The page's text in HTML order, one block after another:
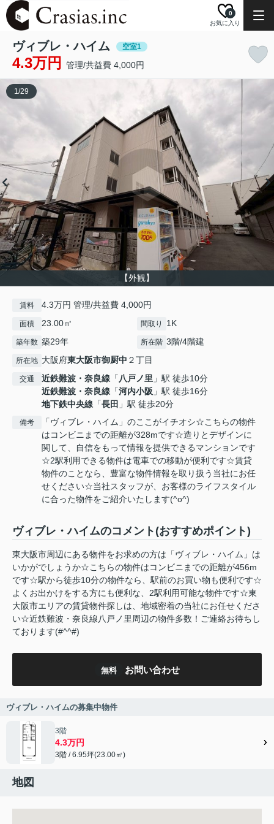
お気に入り
0
ヴィブレ・ハイム 空室1
4.3万円 管理/共益費 4,000円
【外観】
1/29
賃料 4.3万円 管理/共益費 4,000円
面積 23.00㎡ 間取り 1K
築年数 築29年 所在階 3階/4階建
所在地 大阪府東大阪市御厨中 ２丁目
交通 近鉄難波・奈良線 「八戸ノ里 」駅 徒歩10分
近鉄難波・奈良線 「河内小阪 」駅 徒歩16分
地下鉄中央線 「長田 」駅 徒歩20分
備考
「ヴィブレ・ハイム」のここがイチオシ☆こちらの物件
はコンビニまでの距離が328mです☆造りとデザインに
関して、自信をもって情報を提供できるマンションです
☆2駅利用できる物件は電車での移動が便利です☆賃貸
物件のことなら、豊富な物件情報を取り扱う当社にお任
せください☆当社スタッフが、お客様のライフスタイル
に合った物件をご紹介いたします(^o^)
ヴィブレ・ハイムのコメント(おすすめポイント)
東大阪市周辺にある物件をお求めの方は「ヴィブレ・ハイム」は
いかがでしょうか☆こちらの物件はコンビニまでの距離が456m
です☆駅から徒歩10分の物件なら、駅前のお買い物も便利です☆
よくお出かけをする方にも便利な、2駅利用可能な物件です☆東
大阪市エリアの賃貸物件探しは、地域密着の当社にお任せくださ
い☆近鉄難波・奈良線八戸ノ里周辺の物件多数！ご連絡お待ちし
ております(#^^#)
無料 お問い合わせ
ヴィブレ・ハイムの募集中物件
3階
4.3万円
3階 / 6.95坪(23.00㎡)
地図